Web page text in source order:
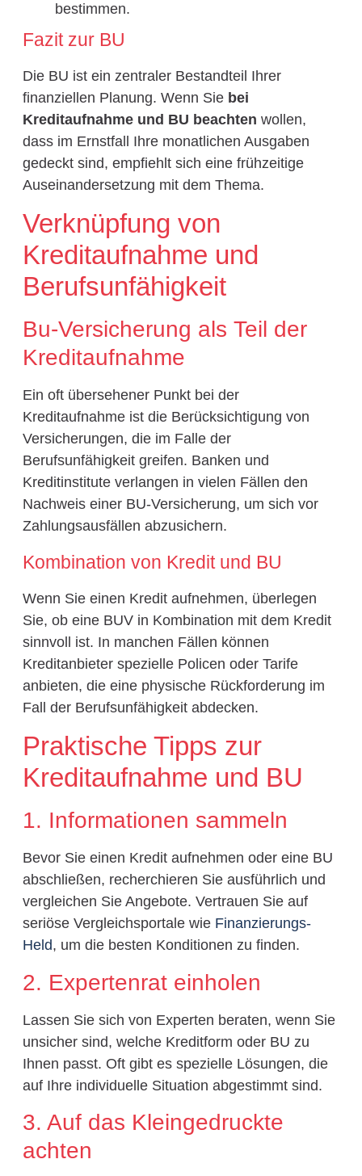
bestimmen.
Fazit zur BU
Die BU ist ein zentraler Bestandteil Ihrer
finanziellen Planung. Wenn Sie bei
Kreditaufnahme und BU beachten wollen,
dass im Ernstfall Ihre monatlichen Ausgaben
gedeckt sind, empfiehlt sich eine frühzeitige
Auseinandersetzung mit dem Thema.
Verknüpfung von
Kreditaufnahme und
Berufsunfähigkeit
Bu-Versicherung als Teil der
Kreditaufnahme
Ein oft übersehener Punkt bei der
Kreditaufnahme ist die Berücksichtigung von
Versicherungen, die im Falle der
Berufsunfähigkeit greifen. Banken und
Kreditinstitute verlangen in vielen Fällen den
Nachweis einer BU-Versicherung, um sich vor
Zahlungsausfällen abzusichern.
Kombination von Kredit und BU
Wenn Sie einen Kredit aufnehmen, überlegen
Sie, ob eine BUV in Kombination mit dem Kredit
sinnvoll ist. In manchen Fällen können
Kreditanbieter spezielle Policen oder Tarife
anbieten, die eine physische Rückforderung im
Fall der Berufsunfähigkeit abdecken.
Praktische Tipps zur
Kreditaufnahme und BU
1. Informationen sammeln
Bevor Sie einen Kredit aufnehmen oder eine BU
abschließen, recherchieren Sie ausführlich und
vergleichen Sie Angebote. Vertrauen Sie auf
seriöse Vergleichsportale wie Finanzierungs-
Held, um die besten Konditionen zu finden.
2. Expertenrat einholen
Lassen Sie sich von Experten beraten, wenn Sie
unsicher sind, welche Kreditform oder BU zu
Ihnen passt. Oft gibt es spezielle Lösungen, die
auf Ihre individuelle Situation abgestimmt sind.
3. Auf das Kleingedruckte
achten